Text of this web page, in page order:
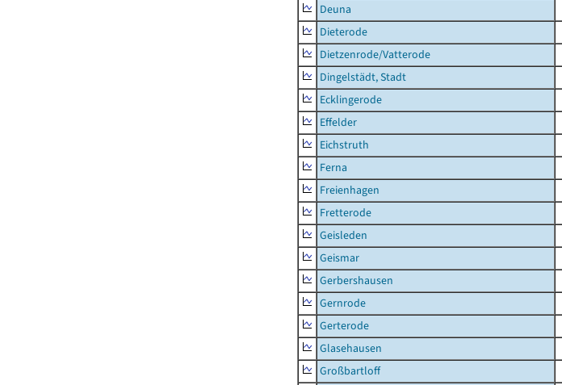
Deuna
Dieterode
Dietzenrode/Vatterode
Dingelstädt, Stadt
Ecklingerode
Effelder
Eichstruth
Ferna
Freienhagen
Fretterode
Geisleden
Geismar
Gerbershausen
Gernrode
Gerterode
Glasehausen
Großbartloff